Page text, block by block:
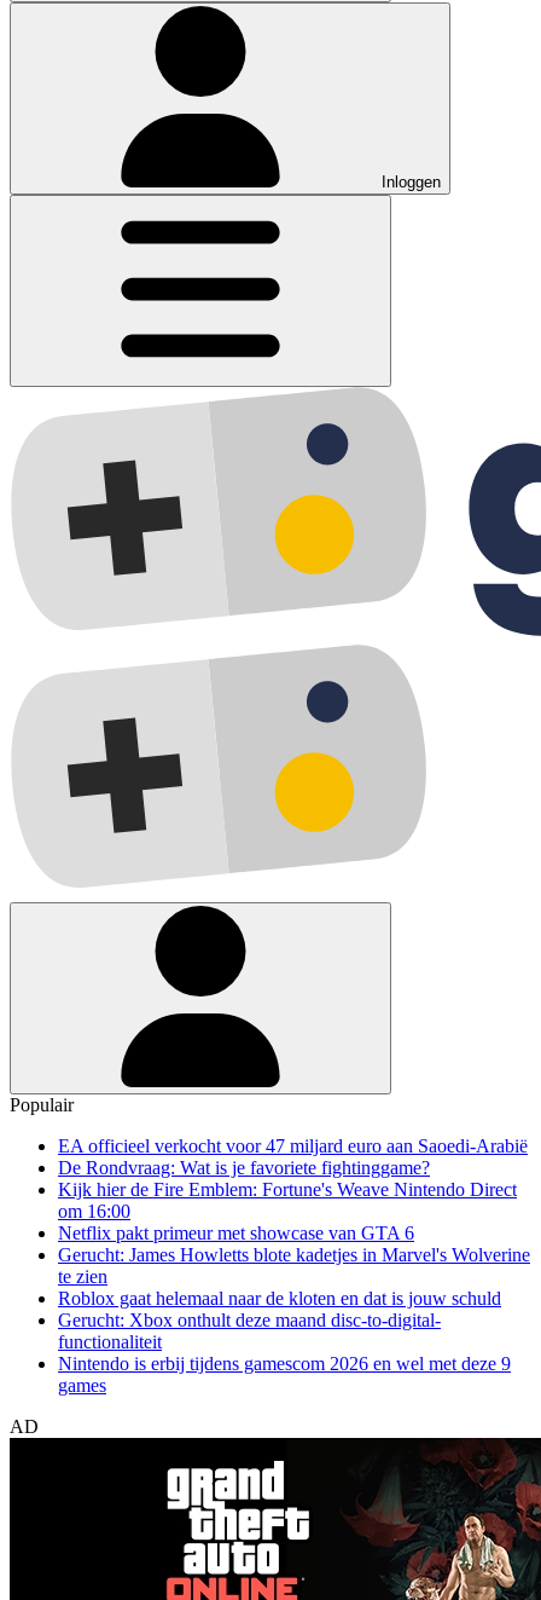
Inloggen
Populair
EA officieel verkocht voor 47 miljard euro aan Saoedi-Arabië
De Rondvraag: Wat is je favoriete fightinggame?
Kijk hier de Fire Emblem: Fortune's Weave Nintendo Direct
om 16:00
Netflix pakt primeur met showcase van GTA 6
Gerucht: James Howletts blote kadetjes in Marvel's Wolverine
te zien
Roblox gaat helemaal naar de kloten en dat is jouw schuld
Gerucht: Xbox onthult deze maand disc-to-digital-
functionaliteit
Nintendo is erbij tijdens gamescom 2026 en wel met deze 9
games
AD